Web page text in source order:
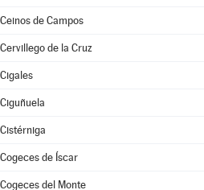
Ceinos de Campos
Cervillego de la Cruz
Cigales
Ciguñuela
Cistérniga
Cogeces de Íscar
Cogeces del Monte